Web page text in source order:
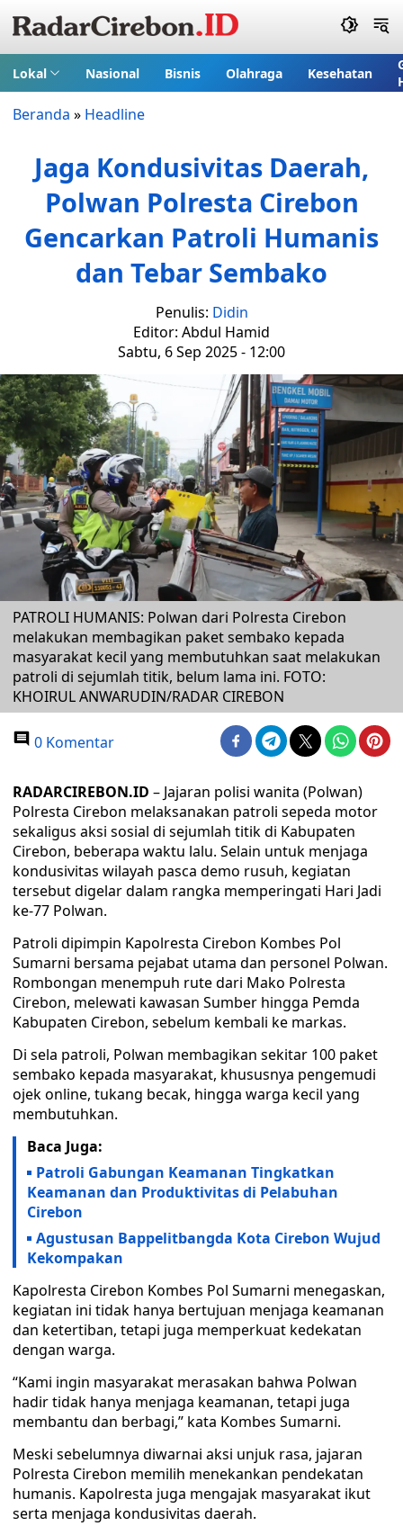
Lokal Nasional Bisnis Olahraga Kesehatan
Beranda » Headline
Jaga Kondusivitas Daerah,
Polwan Polresta Cirebon
Gencarkan Patroli Humanis
dan Tebar Sembako
Penulis: Didin
Editor: Abdul Hamid
Sabtu, 6 Sep 2025 - 12:00
PATROLI HUMANIS: Polwan dari Polresta Cirebon
melakukan membagikan paket sembako kepada
masyarakat kecil yang membutuhkan saat melakukan
patroli di sejumlah titik, belum lama ini. FOTO:
KHOIRUL ANWARUDIN/RADAR CIREBON
0 Komentar
RADARCIREBON.ID – Jajaran polisi wanita (Polwan)
Polresta Cirebon melaksanakan patroli sepeda motor
sekaligus aksi sosial di sejumlah titik di Kabupaten
Cirebon, beberapa waktu lalu. Selain untuk menjaga
kondusivitas wilayah pasca demo rusuh, kegiatan
tersebut digelar dalam rangka memperingati Hari Jadi
ke-77 Polwan.
Patroli dipimpin Kapolresta Cirebon Kombes Pol
Sumarni bersama pejabat utama dan personel Polwan.
Rombongan menempuh rute dari Mako Polresta
Cirebon, melewati kawasan Sumber hingga Pemda
Kabupaten Cirebon, sebelum kembali ke markas.
Di sela patroli, Polwan membagikan sekitar 100 paket
sembako kepada masyarakat, khususnya pengemudi
ojek online, tukang becak, hingga warga kecil yang
membutuhkan.
Baca Juga:
Patroli Gabungan Keamanan Tingkatkan
Keamanan dan Produktivitas di Pelabuhan
Cirebon
Agustusan Bappelitbangda Kota Cirebon Wujud
Kekompakan
Kapolresta Cirebon Kombes Pol Sumarni menegaskan,
kegiatan ini tidak hanya bertujuan menjaga keamanan
dan ketertiban, tetapi juga memperkuat kedekatan
dengan warga.
“Kami ingin masyarakat merasakan bahwa Polwan
hadir tidak hanya menjaga keamanan, tetapi juga
membantu dan berbagi,” kata Kombes Sumarni.
Meski sebelumnya diwarnai aksi unjuk rasa, jajaran
Polresta Cirebon memilih menekankan pendekatan
humanis. Kapolresta juga mengajak masyarakat ikut
serta menjaga kondusivitas daerah.